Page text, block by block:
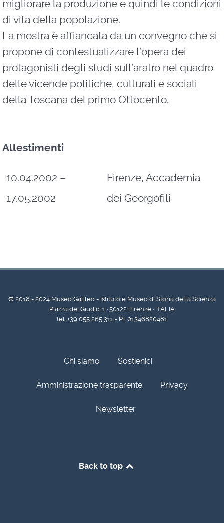
migliorare la produzione e quindi le condizioni
di vita della popolazione.
La mostra è affiancata da un convegno che si
propone di contestualizzare l’opera dei
protagonisti degli studi sull’aratro nel quadro
delle vicende politiche, culturali e sociali
della Toscana del primo Ottocento.
Allestimenti
10.04.2002 –
17.05.2002
Firenze, Accademia
dei Georgofili
© 2018 - 2024 Museo Galileo - Istituto e Museo di Storia della Scienza
Piazza dei Giudici 1 · 50122 Firenze · ITALIA
tel. +39 055 265 311 - P.I. 01346820481
Chi siamo Sostienici
Amministrazione trasparente Privacy
Newsletter
Back to top